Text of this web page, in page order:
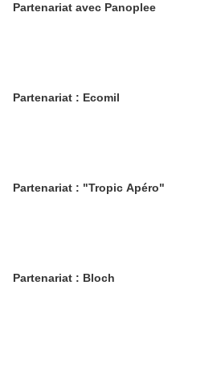
Partenariat avec Panoplee
Partenariat : Ecomil
Partenariat : "Tropic Apéro"
Partenariat : Bloch